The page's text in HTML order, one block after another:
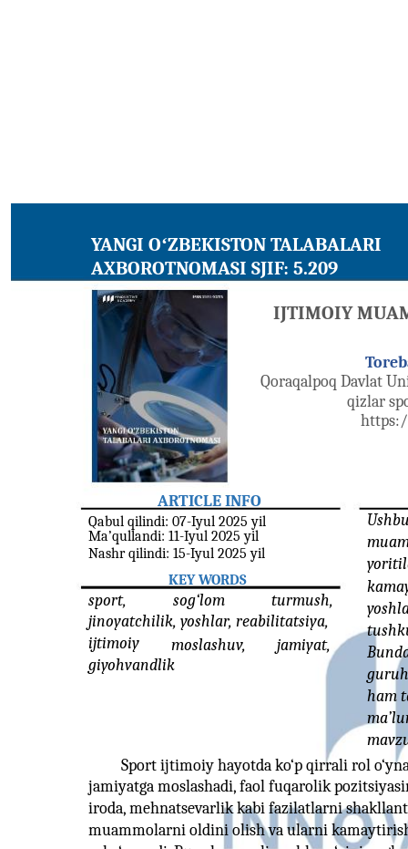
YANGI OʻZBEKISTON TALABALARI
AXBOROTNOMASI SJIF: 5.209
IJTIMOIY
Qoraqalpoq Davlat
qizlar
ARTICLE INFO
Qabul qilindi: 07-Iyul 2025 yil
Ma’qullandi: 11-Iyul 2025 yil
Nashr qilindi: 15-Iyul 2025 yil
ham
KEY WORDS
sport, sog‘lom
turmush,
jinoyatchilik, yoshlar, reabilitatsiya,
ijtimoiy
moslashuv,
jamiyat,
giyohvandlik
Sport ijtimoiy hayotda ko‘p qirrali rol
jamiyatga moslashadi, faol fuqarolik
iroda, mehnatsevarlik kabi fazilatlarni
muammolarni oldini olish va ularni